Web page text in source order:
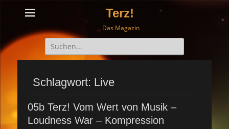
Terz!
Das Magazin
Suche
nach:
Schlagwort: Live
05b Terz! Vom Wert von Musik –
Loudness War – Kompression